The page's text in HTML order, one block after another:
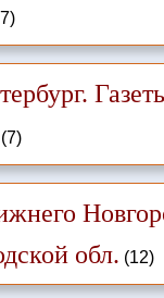
обл. (12)